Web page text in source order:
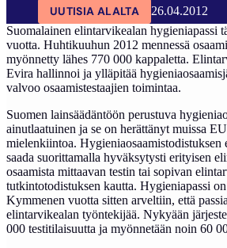
UUTISIA ALALTA
26.04.2012
Suomalainen elintarvikealan hygieniapassi
vuotta. Huhtikuuhun 2012 mennessä
myönnetty lähes 770 000 kappaletta.
Evira hallinnoi ja ylläpitää
valvoo osaamistestaajien toimintaa.
Suomen lainsäädäntöön perustuva
ainutlaatuinen ja se on herättänyt muissa
mielenkiintoa. Hygieniaosaamistodistuksen
saada suorittamalla hyväksytysti erityisen
osaamista mittaavan testin tai sopivan
tutkintotodistuksen kautta. Hygieniapassi
Kymmenen vuotta sitten arveltiin, että
elintarvikealan työntekijää. Nykyään
000 testitilaisuutta ja myönnetään noin 60